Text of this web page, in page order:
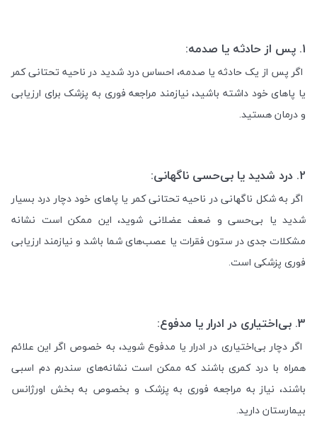
1. پس از حادثه یا صدمه:
اگر پس از یک حادثه یا صدمه، احساس درد شدید در ناحیه تحتانی کمر
یا پاهای خود داشته باشید، نیازمند مراجعه فوری به پزشک برای ارزیابی
و درمان هستید.
2. درد شدید یا بی‌حسی ناگهانی:
اگر به شکل ناگهانی در ناحیه تحتانی کمر یا پاهای خود دچار درد بسیار
شدید یا بی‌حسی و ضعف عضلانی شوید، این ممکن است نشانه
مشکلات جدی در ستون فقرات یا عصب‌های شما باشد و نیازمند ارزیابی
فوری پزشکی است.
3. بی‌اختیاری در ادرار یا مدفوع:
اگر دچار بی‌اختیاری در ادرار یا مدفوع شوید، به خصوص اگر این علائم
همراه با درد کمری باشند که ممکن است نشانه‌های سندرم دم اسبی
باشند، نیاز به مراجعه فوری به پزشک و بخصوص به بخش اورژانس
بیمارستان دارید.